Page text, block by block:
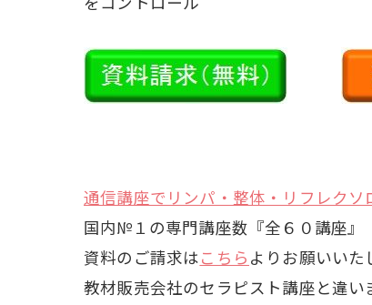
通信講座でリンパ・整体・リフレク
国内№１の専門講座数『全６０講座』
資料のご請求はこちら よりお願いいた
教材販売会社のセラピスト講座と違い